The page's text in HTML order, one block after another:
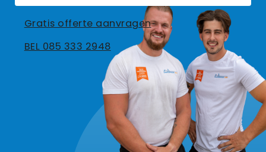
Gratis offerte aanvragen
BEL 085 333 2948